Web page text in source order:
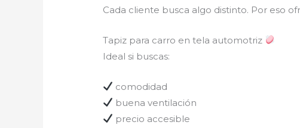
Cada cliente busca algo distinto. Por eso
Tapiz para carro en tela automotriz
Ideal si buscas:
comodidad
buena ventilación
precio accesible